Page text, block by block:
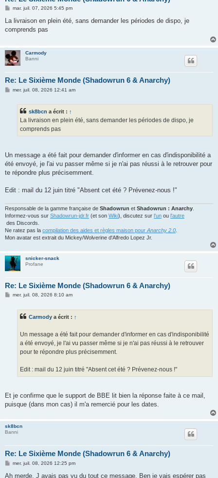
M
s
a
mar. juil. 07, 2026 5:45 pm
La livraison en plein été, sans demander les périodes de dispo, je
comprends pas
Carmody
Banni
Re: Le Sixième Monde (Shadowrun 6 & Anarchy)
Mmer. juil. 08, 2026 12:41 am
sk8bcn a écrit : ↑
La livraison en plein été, sans demander les périodes de dispo, je
comprends pas
Un message a été fait pour demander d'informer en cas d'indisponibilité a
été envoyé, je l'ai vu passer même si je n'ai pas réussi à le retrouver pour
te répondre plus précisemment.
Edit : mail du 12 juin titré "Absent cet été ? Prévenez-nous !"
Responsable de la gamme française de Shadowrun et Shadowrun : Anarchy
Informez-vous sur Shadowrun-jdr.fr (et son Wiki), discutez sur l'un ou l'autre
des Discords.
Ne ratez pas la compilation des aides et règles maison pour Anarchy 2.0
Mon avatar est extrait du Mickey/Wolverine d'Alfredo Lopez Jr.
snicker-snack
Profane
Re: Le Sixième Monde (Shadowrun 6 & Anarchy)
Mmer. juil. 08, 2026 8:10 am
Carmody a écrit : ↑
Un message a été fait pour demander d'informer en cas d'indisponibilité
a été envoyé, je l'ai vu passer même si je n'ai pas réussi à le retrouver
pour te répondre plus précisemment.
Edit : mail du 12 juin titré "Absent cet été ? Prévenez-nous !"
Et je confirme que le support de BBE lit bien la réponse faite à ce mail,
puisque (dans mon cas) il m'a remercié pour les dates.
sk8bcn
Banni
Re: Le Sixième Monde (Shadowrun 6 & Anarchy)
M
s
mer. juil. 08, 2026 12:25 pm
Ah merde. J avais pas vu du tout ce message. Ben je vais espérer pas